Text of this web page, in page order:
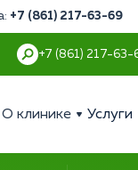
+7 (861) 217-63-69
+7 (861) 217-63-
О клинике Услуги